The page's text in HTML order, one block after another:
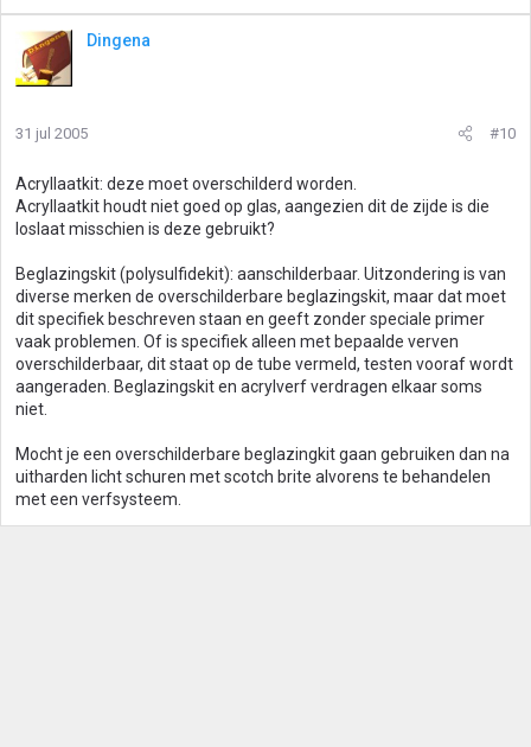
Dingena
31 jul 2005 #10
Acryllaatkit: deze moet overschilderd worden.
Acryllaatkit houdt niet goed op glas, aangezien dit de zijde is die
loslaat misschien is deze gebruikt?
Beglazingskit (polysulfidekit): aanschilderbaar. Uitzondering is van
diverse merken de overschilderbare beglazingskit, maar dat moet
dit specifiek beschreven staan en geeft zonder speciale primer
vaak problemen. Of is specifiek alleen met bepaalde verven
overschilderbaar, dit staat op de tube vermeld, testen vooraf wordt
aangeraden. Beglazingskit en acrylverf verdragen elkaar soms
niet.
Mocht je een overschilderbare beglazingkit gaan gebruiken dan na
uitharden licht schuren met scotch brite alvorens te behandelen
met een verfsysteem.